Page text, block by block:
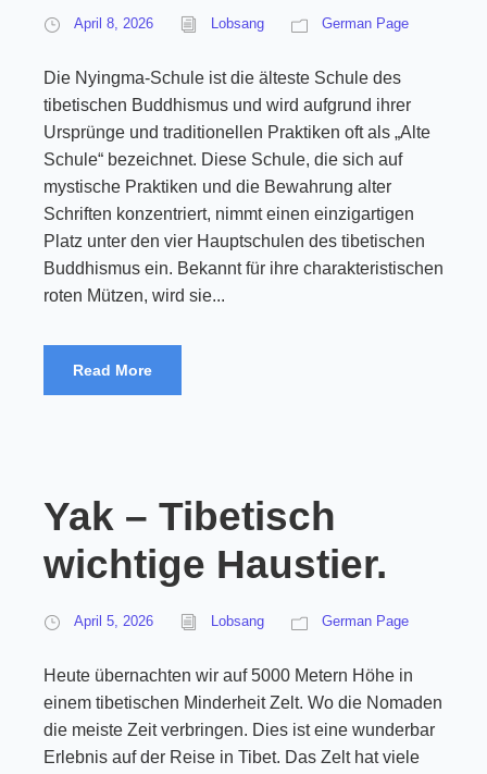
April 8, 2026 Lobsang German Page
Die Nyingma-Schule ist die älteste Schule des
tibetischen Buddhismus und wird aufgrund ihrer
Ursprünge und traditionellen Praktiken oft als „Alte
Schule“ bezeichnet. Diese Schule, die sich auf
mystische Praktiken und die Bewahrung alter
Schriften konzentriert, nimmt einen einzigartigen
Platz unter den vier Hauptschulen des tibetischen
Buddhismus ein. Bekannt für ihre charakteristischen
roten Mützen, wird sie...
Read More
Yak – Tibetisch
wichtige Haustier.
April 5, 2026 Lobsang German Page
Heute übernachten wir auf 5000 Metern Höhe in
einem tibetischen Minderheit Zelt. Wo die Nomaden
die meiste Zeit verbringen. Dies ist eine wunderbar
Erlebnis auf der Reise in Tibet. Das Zelt hat viele